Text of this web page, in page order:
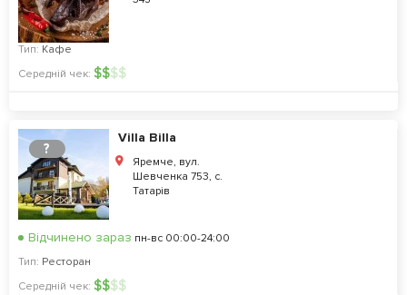
Тип: Кафе
Середній чек: $$$$
?
Villa Billa
Яремче, вул.
Шевченка 753, с.
Татарів
Відчинено зараз пн-вс 00:00-24:00
Тип: Ресторан
Середній чек: $$$$